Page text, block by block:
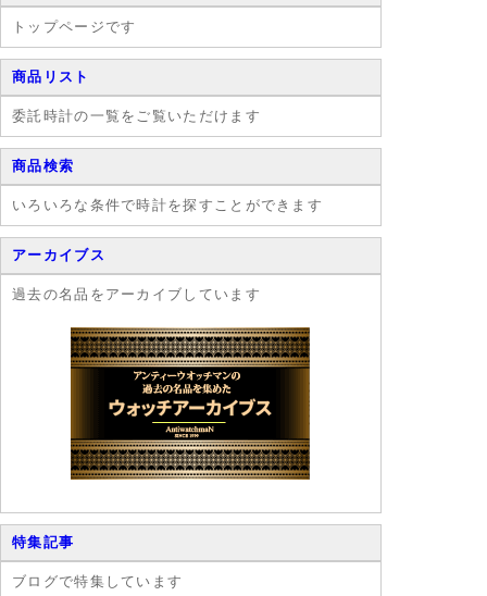
れこそ命取りと
ってもいいでし
トップページです
商品リスト
委託時計の一覧をご覧いただけます
商品検索
いろいろな条件で時計を探すことができます
アーカイブス
過去の名品をアーカイブしています
特集記事
ブログで特集しています